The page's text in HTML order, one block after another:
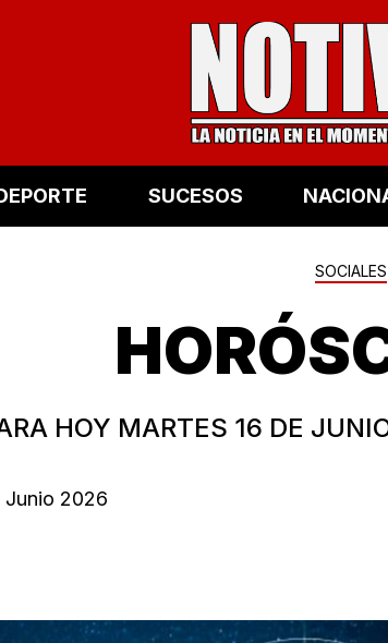
SUCESOS
SOCIALES
HOY MARTES 16 DE
Junio 2026